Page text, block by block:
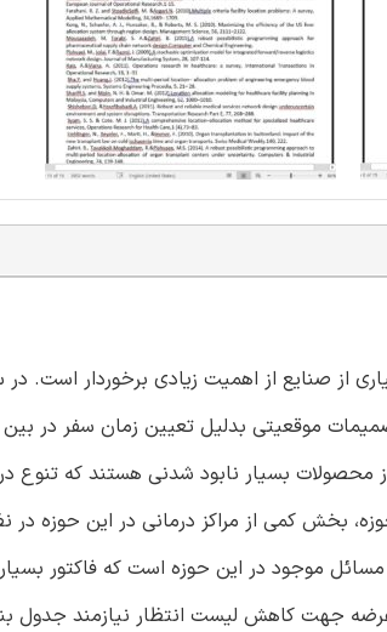
از صنایع از اهمیت زیادی برخوردار است.
موقعیتی بدلیل تعیین زمان سفر در
بسیار نابود شدنی هستند که تنوع
بخش کمی از مراکز درمانی در این حوزه در
موجود در این حوزه است که فاکتور
عرضه جهت کاهش لیست انتظار نیازمند جدول